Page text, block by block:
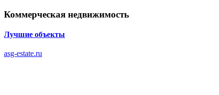
Коммерческая недвижимость
Лучшие объекты
asg-estate.ru